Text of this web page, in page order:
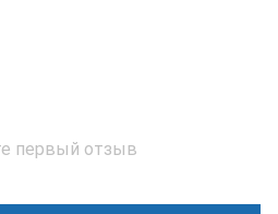
первый отзыв